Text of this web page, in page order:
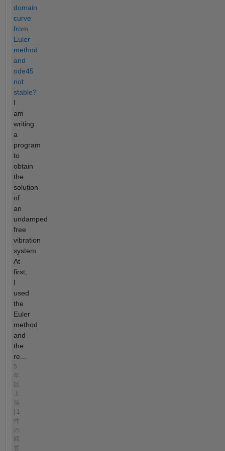
domain
curve
from
Euler
method
and
ode45
not
stable?
I
am
writing
a
program
to
obtain
the
solution
of
an
undamped
free
vibration
system.
At
first,
I
used
the
Euler
method
and
the
re...
5
年
以
前
| 1
件
の
回
答